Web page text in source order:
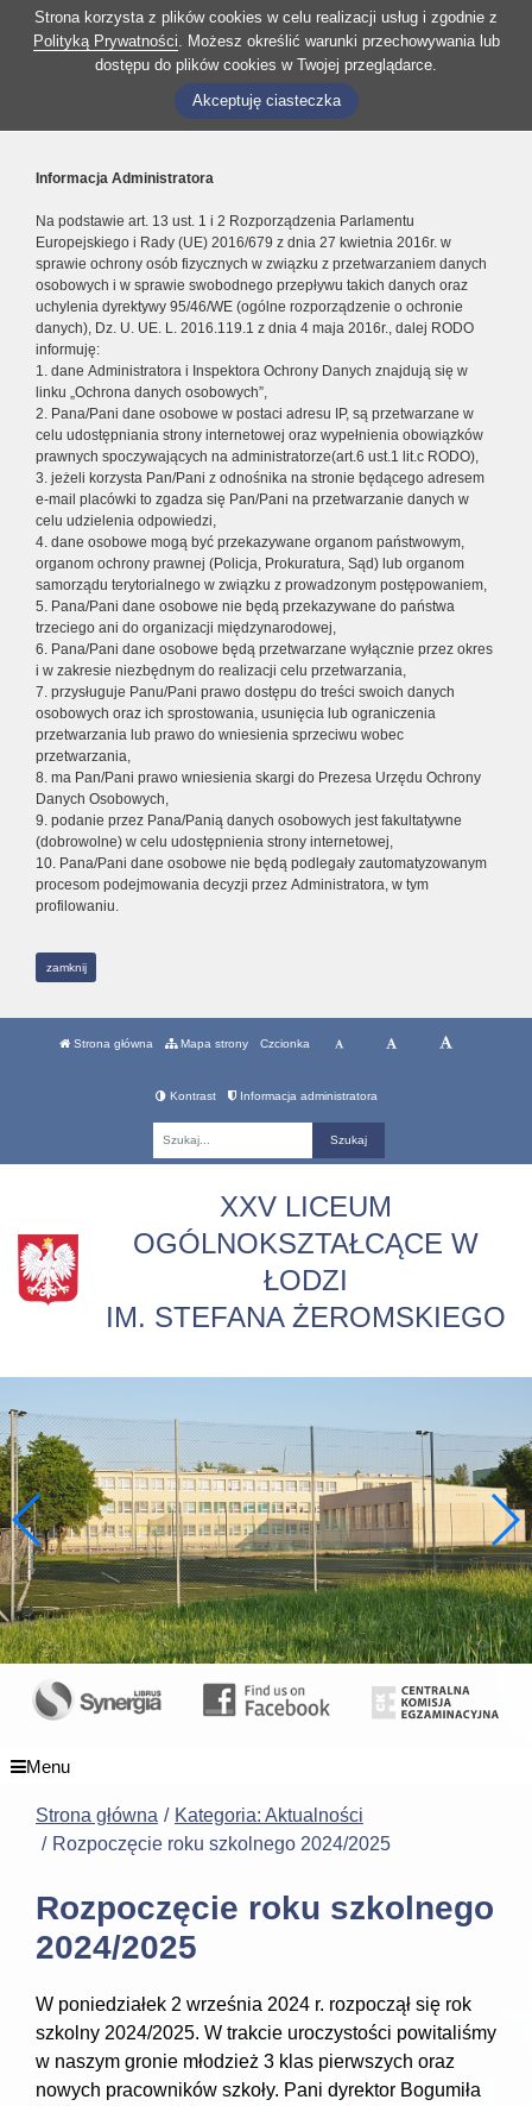
Strona korzysta z plików cookies w celu realizacji usług i zgodnie z
Polityką Prywatności. Możesz określić warunki przechowywania lub
dostępu do plików cookies w Twojej przeglądarce.
Akceptuję ciasteczka
Informacja Administratora
Na podstawie art. 13 ust. 1 i 2 Rozporządzenia Parlamentu
Europejskiego i Rady (UE) 2016/679 z dnia 27 kwietnia 2016r. w
sprawie ochrony osób fizycznych w związku z przetwarzaniem danych
osobowych i w sprawie swobodnego przepływu takich danych oraz
uchylenia dyrektywy 95/46/WE (ogólne rozporządzenie o ochronie
danych), Dz. U. UE. L. 2016.119.1 z dnia 4 maja 2016r., dalej RODO
informuję:
1. dane Administratora i Inspektora Ochrony Danych znajdują się w
linku „Ochrona danych osobowych”,
2. Pana/Pani dane osobowe w postaci adresu IP, są przetwarzane w
celu udostępniania strony internetowej oraz wypełnienia obowiązków
prawnych spoczywających na administratorze(art.6 ust.1 lit.c RODO),
3. jeżeli korzysta Pan/Pani z odnośnika na stronie będącego adresem
e-mail placówki to zgadza się Pan/Pani na przetwarzanie danych w
celu udzielenia odpowiedzi,
4. dane osobowe mogą być przekazywane organom państwowym,
organom ochrony prawnej (Policja, Prokuratura, Sąd) lub organom
samorządu terytorialnego w związku z prowadzonym postępowaniem,
5. Pana/Pani dane osobowe nie będą przekazywane do państwa
trzeciego ani do organizacji międzynarodowej,
6. Pana/Pani dane osobowe będą przetwarzane wyłącznie przez okres
i w zakresie niezbędnym do realizacji celu przetwarzania,
7. przysługuje Panu/Pani prawo dostępu do treści swoich danych
osobowych oraz ich sprostowania, usunięcia lub ograniczenia
przetwarzania lub prawo do wniesienia sprzeciwu wobec
przetwarzania,
8. ma Pan/Pani prawo wniesienia skargi do Prezesa Urzędu Ochrony
Danych Osobowych,
9. podanie przez Pana/Panią danych osobowych jest fakultatywne
(dobrowolne) w celu udostępnienia strony internetowej,
10. Pana/Pani dane osobowe nie będą podlegały zautomatyzowanym
procesom podejmowania decyzji przez Administratora, w tym
profilowaniu.
zamknij
Strona główna Mapa strony Czcionka
Kontrast Informacja administratora
XXV LICEUM
OGÓLNOKSZTAŁCĄCE W
ŁODZI
IM. STEFANA ŻEROMSKIEGO
Menu
Strona główna
Kategoria: Aktualności
Rozpoczęcie roku szkolnego 2024/2025
Rozpoczęcie roku szkolnego
2024/2025
W poniedziałek 2 września 2024 r. rozpoczął się rok
szkolny 2024/2025. W trakcie uroczystości powitaliśmy
w naszym gronie młodzież 3 klas pierwszych oraz
nowych pracowników szkoły. Pani dyrektor Bogumiła